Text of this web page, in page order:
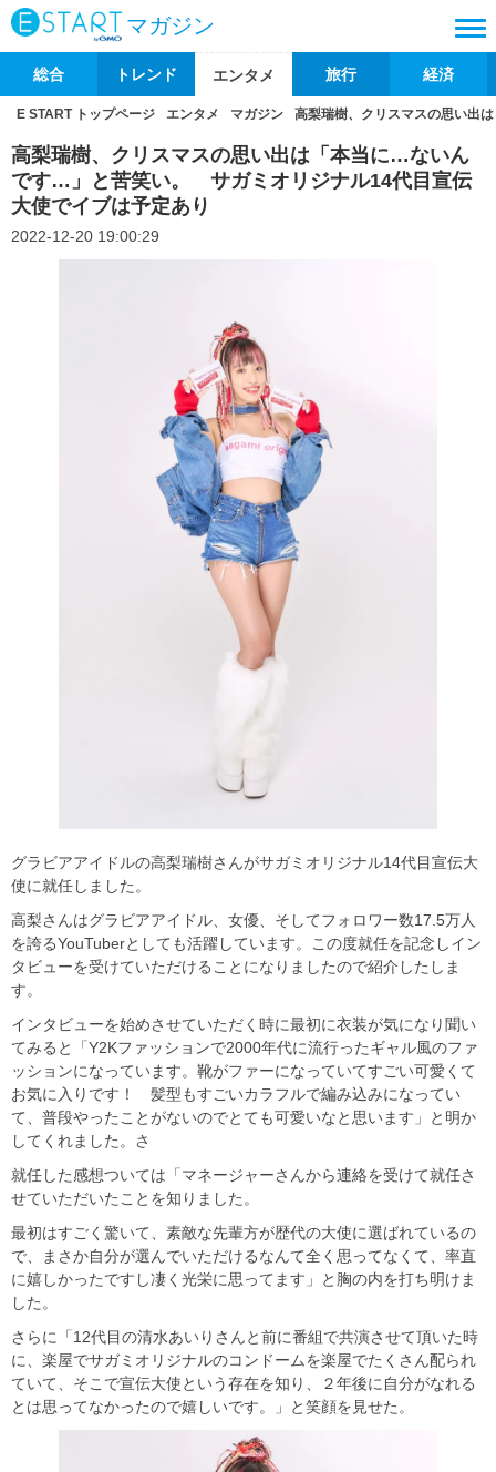
マガジン
総合 トレンド エンタメ 旅行 経済
E START トップページ エンタメ マガジン 高梨瑞樹、クリスマスの思い出
高梨瑞樹、クリスマスの思い出は「本当に…ないん
です…」と苦笑い。 サガミオリジナル14代目宣伝
大使でイブは予定あり
2022-12-20 19:00:29
グラビアアイドルの高梨瑞樹さんがサガミオリジナル14代目宣伝大
使に就任しました。
高梨さんはグラビアアイドル、女優、そしてフォロワー数17.5万人
を誇るYouTuberとしても活躍しています。この度就任を記念しイン
タビューを受けていただけることになりましたので紹介したしま
す。
インタビューを始めさせていただく時に最初に衣装が気になり聞い
てみると「Y2Kファッションで2000年代に流行ったギャル風のファ
ッションになっています。靴がファーになっていてすごい可愛くて
お気に入りです！ 髪型もすごいカラフルで編み込みになってい
て、普段やったことがないのでとても可愛いなと思います」と明か
してくれました。さ
就任した感想ついては「マネージャーさんから連絡を受けて就任さ
せていただいたことを知りました。
最初はすごく驚いて、素敵な先輩方が歴代の大使に選ばれているの
で、まさか自分が選んでいただけるなんて全く思ってなくて、率直
に嬉しかったですし凄く光栄に思ってます」と胸の内を打ち明けま
した。
さらに「12代目の清水あいりさんと前に番組で共演させて頂いた時
に、楽屋でサガミオリジナルのコンドームを楽屋でたくさん配られ
ていて、そこで宣伝大使という存在を知り、２年後に自分がなれる
とは思ってなかったので嬉しいです。」と笑顔を見せた。